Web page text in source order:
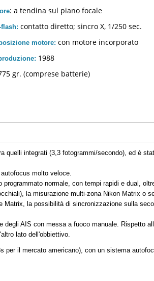
: a tendina sul piano focale
contatto diretto; sincro X, 1/250 sec.
motore: con motore incorporato
1988
gr. (comprese batterie)
integrati (3,3 fotogrammi/secondo), ed è
molto veloce.
normale, con tempi rapidi e dual,
la misurazione multi-zona Nikon Matrix o
la possibilità di sincronizzazione sulla
AIS con messa a fuoco manuale. Rispetto
lato dell'obbiettivo.
per il mercato americano), con un sistema